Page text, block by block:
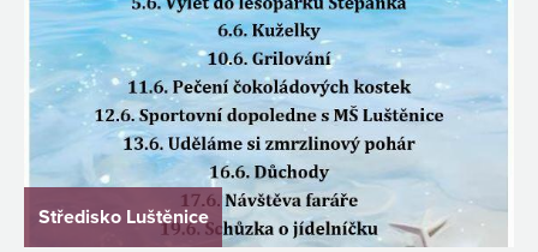
Středisko Luštěnice